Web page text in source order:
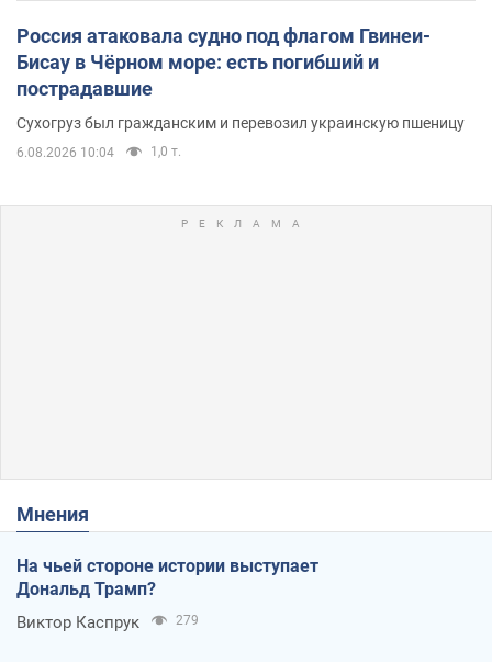
Россия атаковала судно под флагом Гвинеи-
Бисау в Чёрном море: есть погибший и
пострадавшие
Сухогруз был гражданским и перевозил украинскую пшеницу
6.08.2026 10:04 1,0 т.
Мнения
На чьей стороне истории выступает
Дональд Трамп?
Виктор Каспрук 279